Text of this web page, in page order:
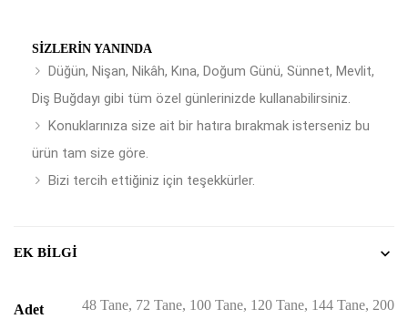
SIZLERIN YANINDA
Düğün, Nişan, Nikâh, Kına, Doğum Günü, Sünnet, Mevlit,
Diş Buğdayı gibi tüm özel günlerinizde kullanabilirsiniz.
Konuklarınıza size ait bir hatıra bırakmak isterseniz bu
ürün tam size göre.
Bizi tercih ettiğiniz için teşekkürler.
EK BILGI
Adet
48 Tane, 72 Tane, 100 Tane, 120 Tane, 144 Tane, 200